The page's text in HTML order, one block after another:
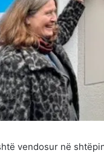
vendosur në